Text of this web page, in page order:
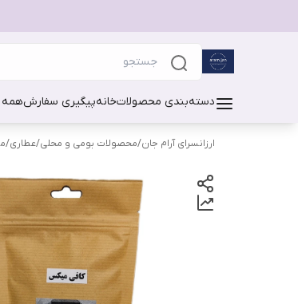
دسته‌بندی محصولاتخانهپیگیری سفارشهمه
ارزانسرای آرام جان/محصولات بومی و محلی/عطاری/